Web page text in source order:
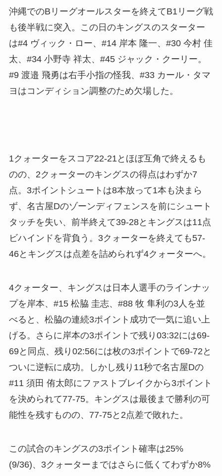
沖縄でのBリーグオールスターを終えてB1リーグ戦
も後半戦に突入。この日のキングスのスターター
は#4 ヴィック・ロー、#14 岸本 隆一、#30 今村 佳
太、#34 小野寺 祥太、#45 ジャック・クーリー。
#9 渡邉 飛勇は右手小指の怪我、#33 カール・タマ
ヨはコンディション調整のため欠場した。
1クォーターをスコア22-21とほぼ互角で終えるも
のの、2クォーターのキングスの得点はわずか7
点。3ポイントシュートは8本放って1本も決まら
ず、名古屋Dのゾーンディフェンスを前にシュート
タッチを失い、前半終えて39-28とキングスは11点
ビハインドを背負う。3クォーターを終えても57-
46とキングスは点差を詰められず4クォーターへ。
4クォーター、キングスは日本人選手のラインナッ
プを岸本、#15 松脇 圭志、#88 牧 隼利の3人を並
べると、松脇の連続3ポイント成功で一気に追い上
げる。さらに岸本の3ポイントで残り03:32には69-
69と同点、残り02:56には枚の3ポイントで69-72と
ついに逆転に成功。しかし残り11秒で名古屋Dの
#11 須田 侑太郎にファストブレイクから3ポイント
を決められて77-75。キングスは最後まで勝利の可
能性を残すものの、77-75と2点差で敗れた。
この試合のキングスの3ポイント確率は25%
(9/36)、3クォーターまではさらに低くてわずか8%